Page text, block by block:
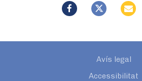
Avís legal
Accessibilitat